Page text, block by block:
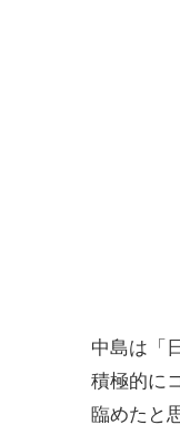
中島は「
積極的に
臨めたと